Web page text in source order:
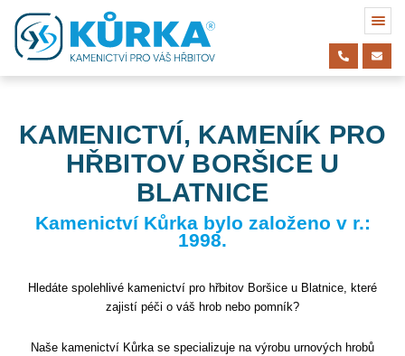
KAMENICTVÍ, KAMENÍK PRO
HŘBITOV BORŠICE U
BLATNICE
Kamenictví Kůrka bylo založeno v r.:
1998.
Hledáte spolehlivé kamenictví pro hřbitov Boršice u Blatnice, které
zajistí péči o váš hrob nebo pomník?
Naše kamenictví Kůrka se specializuje na výrobu urnových hrobů